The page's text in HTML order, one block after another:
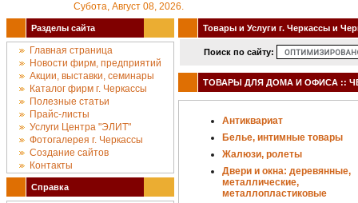
Субота, Август 08, 2026.
Разделы сайта
Главная страница
Новости фирм, предприятий
Акции, выставки, семинары
Каталог фирм г. Черкассы
Полезные статьи
Прайс-листы
Услуги Центра "ЭЛИТ"
Фотогалерея г. Черкассы
Создание сайтов
Контакты
Справка
Товары и Услуги г. Черкассы и
Поиск по сайту:
ТОВАРЫ ДЛЯ ДОМА И ОФИСА ::
Антиквариат
Белье, интимные товары
Жалюзи, ролеты
Двери и окна: деревянные,
металлические,
металлопластиковые